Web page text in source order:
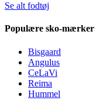
Se alt fodtøj
Populære sko-mærker
Bisgaard
Angulus
CeLaVi
Reima
Hummel